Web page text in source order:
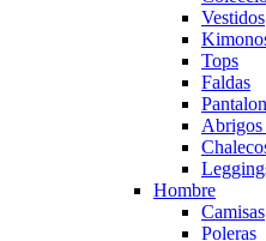
Vestidos
Tops
Faldas
Abrigos
Hombre
Camisas
Poleras